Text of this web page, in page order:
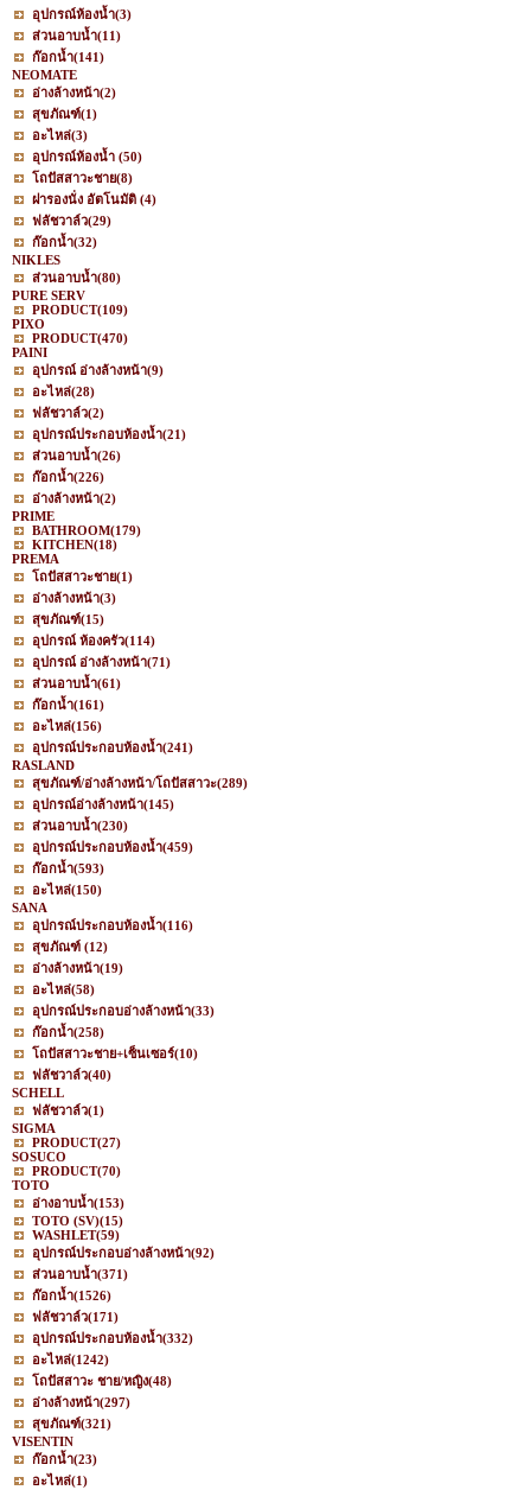
อุปกรณ์ห้องน้ำ(3)
ส่วนอาบน้ำ(11)
ก๊อกน้ำ(141)
NEOMATE
อ่างล้างหน้า(2)
สุขภัณฑ์(1)
อะไหล่(3)
อุปกรณ์ห้องน้ำ (50)
โถปัสสาวะชาย(8)
ฝารองนั่ง อัตโนมัติ (4)
ฟลัชวาล์ว(29)
ก๊อกน้ำ(32)
NIKLES
ส่วนอาบน้ำ(80)
PURE SERV
PRODUCT(109)
PIXO
PRODUCT(470)
PAINI
อุปกรณ์ อ่างล้างหน้า(9)
อะไหล่(28)
ฟลัชวาล์ว(2)
อุปกรณ์ประกอบห้องน้ำ(21)
ส่วนอาบน้ำ(26)
ก๊อกน้ำ(226)
อ่างล้างหน้า(2)
PRIME
BATHROOM(179)
KITCHEN(18)
PREMA
โถปัสสาวะชาย(1)
อ่างล้างหน้า(3)
สุขภัณฑ์(15)
อุปกรณ์ ห้องครัว(114)
อุปกรณ์ อ่างล้างหน้า(71)
ส่วนอาบน้ำ(61)
ก๊อกน้ำ(161)
อะไหล่(156)
อุปกรณ์ประกอบห้องน้ำ(241)
RASLAND
สุขภัณฑ์/อ่างล้างหน้า/โถปัสสาวะ(289)
อุปกรณ์อ่างล้างหน้า(145)
ส่วนอาบน้ำ(230)
อุปกรณ์ประกอบห้องน้ำ(459)
ก๊อกน้ำ(593)
อะไหล่(150)
SANA
อุปกรณ์ประกอบห้องน้ำ(116)
สุขภัณฑ์ (12)
อ่างล้างหน้า(19)
อะไหล่(58)
อุปกรณ์ประกอบอ่างล้างหน้า(33)
ก๊อกน้ำ(258)
โถปัสสาวะชาย+เซ็นเซอร์(10)
ฟลัชวาล์ว(40)
SCHELL
ฟลัชวาล์ว(1)
SIGMA
PRODUCT(27)
SOSUCO
PRODUCT(70)
TOTO
อ่างอาบน้ำ(153)
TOTO (SV)(15)
WASHLET(59)
อุปกรณ์ประกอบอ่างล้างหน้า(92)
ส่วนอาบน้ำ(371)
ก๊อกน้ำ(1526)
ฟลัชวาล์ว(171)
อุปกรณ์ประกอบห้องน้ำ(332)
อะไหล่(1242)
โถปัสสาวะ ชาย/หญิง(48)
อ่างล้างหน้า(297)
สุขภัณฑ์(321)
VISENTIN
ก๊อกน้ำ(23)
อะไหล่(1)